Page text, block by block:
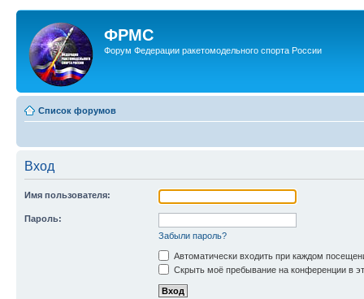
ФРМС
Форум Федерации ракетомодельного спорта России
Список форумов
Вход
Имя пользователя:
Пароль:
Забыли пароль?
Автоматически входить при каждом
Скрыть моё пребывание на конференции в